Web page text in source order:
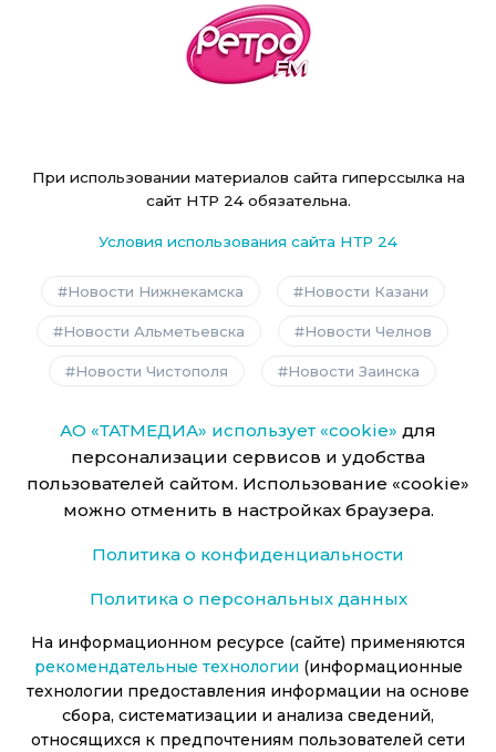
При использовании материалов сайта гиперссылка на
сайт НТР 24 обязательна.
Условия использования сайта НТР 24
Новости Нижнекамска Новости Казани
Новости Альметьевска Новости Челнов
Новости Чистополя Новости Заинска
АО «ТАТМЕДИА» использует «cookie» для
персонализации сервисов и удобства
пользователей сайтом. Использование «cookie»
можно отменить в настройках браузера.
Политика о конфиденциальности
Политика о персональных данных
На информационном ресурсе (сайте) применяются
рекомендательные технологии (информационные
технологии предоставления информации на основе
сбора, систематизации и анализа сведений,
относящихся к предпочтениям пользователей сети